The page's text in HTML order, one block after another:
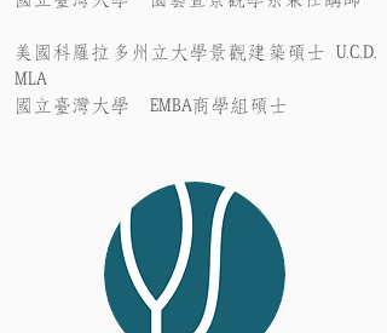
美國科羅拉多州立大學景觀建築碩士 U.C.D.
MLA
國立臺灣大學 EMBA商學組碩士